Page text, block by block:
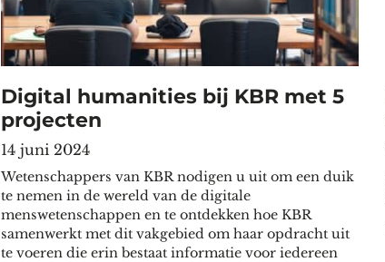
Digital humanities bij KBR met 5
projecten
14 juni 2024
Wetenschappers van KBR nodigen u uit om een duik
te nemen in de wereld van de digitale
menswetenschappen en te ontdekken hoe KBR
samenwerkt met dit vakgebied om haar opdracht uit
te voeren die erin bestaat informatie voor iedereen